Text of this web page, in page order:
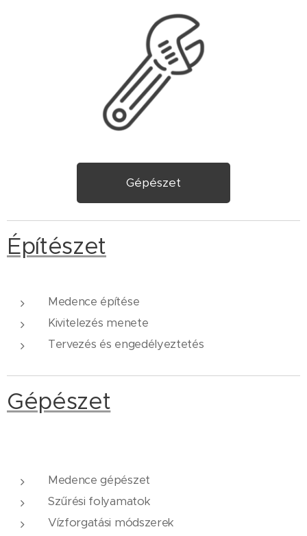
Gépészet
Építészet
Medence építése
Kivitelezés menete
Tervezés és engedélyeztetés
Gépészet
Medence gépészet
Szűrési folyamatok
Vízforgatási módszerek